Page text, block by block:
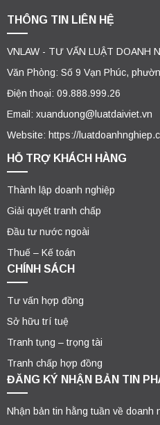
THÔNG TIN LIÊN HỆ
VNLAW - TƯ VẤN LUẬT DOANH
Văn Phòng: Số 9 Vạn Phúc,
Điện thoại: 09.888.999.26
Email: xuanduong@luatdaiviet.vn
Website: https://
HỖ TRỢ KHÁCH HÀNG
Thành lập doanh nghiệp
Giải quyết tranh chấp
Đầu tư nước ngoài
Thuế – Kế toán
CHÍNH SÁCH
Tư vấn hợp đồng
Sở hữu trí tuệ
Tranh tụng – trọng tài
Tranh chấp hợp đồng
ĐĂNG KÝ NHẬN BẢN TIN
Nhận bản tin hằng tuần về doanh